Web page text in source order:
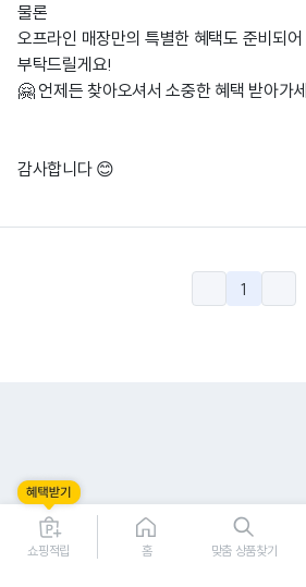
물론
오프라인 매장만의 특별한 혜택도 준비되
부탁드릴게요!
🤗 언제든 찾아오셔서 소중한 혜택 받아가
감사합니다 😊
1
쇼핑적립 홈 맞춤 상품찾기